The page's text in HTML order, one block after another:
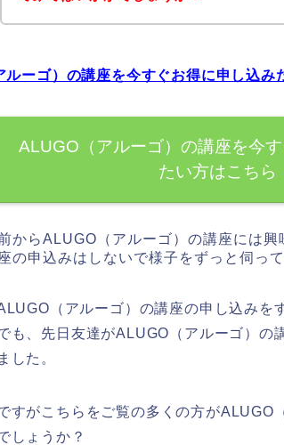
ーゴ）の講座を今すぐお得に申し込み
ALUGO（アルーゴ）の講座を今
たい方はこちら
からALUGO（アルーゴ）の講座には
の申込みはしないで様子をずっと伺って
（アルーゴ）の講座の申し込みを
も、先日友達がALUGO（アルーゴ）の
した。
すがこちらをご覧の多くの方がALUGO
しょうか？